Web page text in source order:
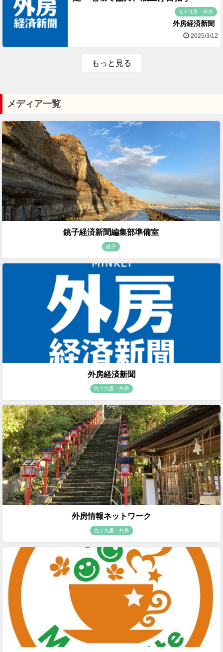
九十九里・外房
外房経済新聞
2025/3/12
もっと見る
メディア一覧
銚子経済新聞編集部準備室
銚子
外房経済新聞
九十九里・外房
外房情報ネットワーク
九十九里・外房